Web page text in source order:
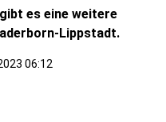
es eine weitere
Lippstadt.
06:12